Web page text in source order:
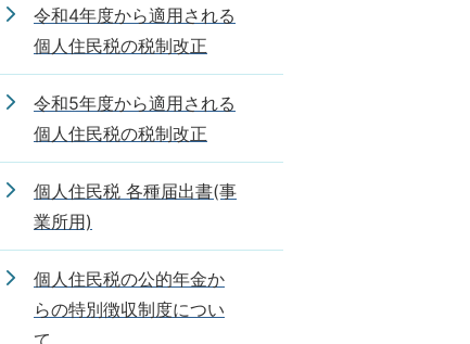
令和4年度から適用される
個人住民税の税制改正
令和5年度から適用される
個人住民税の税制改正
個人住民税 各種届出書(事
業所用)
個人住民税の公的年金か
らの特別徴収制度につい
て